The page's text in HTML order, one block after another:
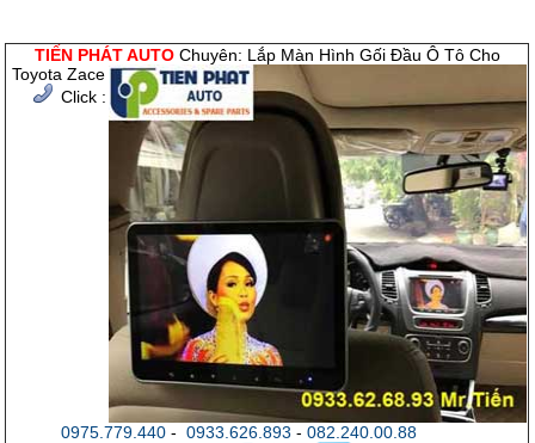
TIẾN PHÁT AUTOChuyên: Lắp Màn Hình Gối Đầu Ô Tô Cho
Toyota Zace
Click :
0975.779.440 -0933.626.893 -082.240.00.88